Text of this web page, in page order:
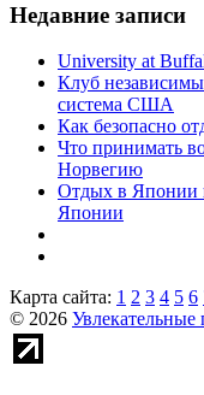
Недавние записи
University at
Клуб
система США
Как безопасно
Что принимать
Норвегию
Отдых в Японии
Японии
Карта сайта: 1 2 3 4 5 6
© 2026 Увлекательные